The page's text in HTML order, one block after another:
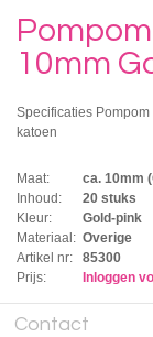
10mm
Specificaties
katoen
Maat:
ca. 10mm
Inhoud:
20 stuks
Kleur:
Gold-pink
Materiaal: Overige
Artikel nr:
85300
Prijs:
Inloggen
Contact